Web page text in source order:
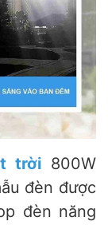
trời800W
đèn được
đèn năng